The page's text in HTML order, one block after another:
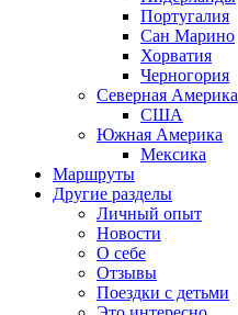
Португалия
Сан Марино
Хорватия
Черногория
Северная Америка
США
Южная Америка
Мексика
Маршруты
Другие разделы
Личный опыт
Новости
О себе
Отзывы
Поездки с детьми